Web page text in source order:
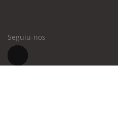
Seguiu-nos